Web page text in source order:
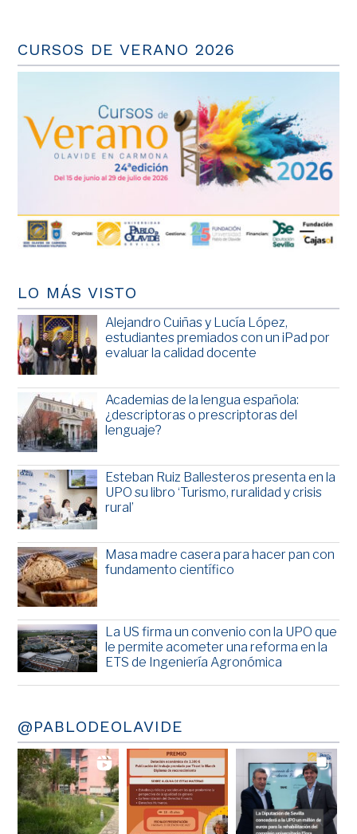
CURSOS DE VERANO 2026
LO MÁS VISTO
Alejandro Cuiñas y Lucía López,
estudiantes premiados con un iPad por
evaluar la calidad docente
Academias de la lengua española:
¿descriptoras o prescriptoras del
lenguaje?
Esteban Ruiz Ballesteros presenta en la
UPO su libro ‘Turismo, ruralidad y crisis
rural’
Masa madre casera para hacer pan con
fundamento científico
La US firma un convenio con la UPO que
le permite acometer una reforma en la
ETS de Ingeniería Agronómica
@PABLODEOLAVIDE